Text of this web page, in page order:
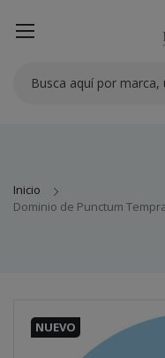
Inicio
Dominio de Punctum
NUEVO